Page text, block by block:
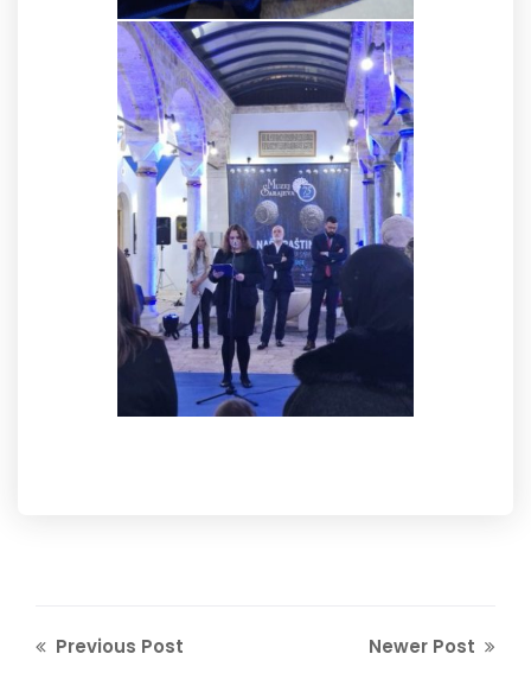
Previous Post Newer Post